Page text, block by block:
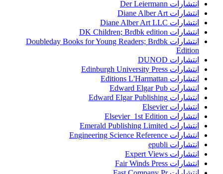
انتشارات Der Leiermann
انتشارات Diane Alber Art
انتشارات Diane Alber Art LLC
انتشارات DK Children; Brdbk edition
انتشارات Doubleday Books for Young Readers; Brdbk
Edition
انتشارات DUNOD
انتشارات Edinburgh University Press
انتشارات Editions L'Harmattan
انتشارات Edward Elgar Pub
انتشارات Edward Elgar Publishing
انتشارات Elsevier
انتشارات Elsevier 1st Edition
انتشارات Emerald Publishing Limited
انتشارات Engineering Science Reference
انتشارات epubli
انتشارات Expert Views
انتشارات Fair Winds Press